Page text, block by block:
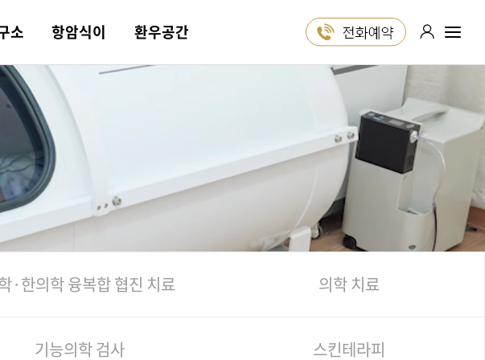
1:1 진료 상담
인스타그램
길
가맹문의
료
피
소
과의 차이
항암식이
항암 약채
단표
환우공간
TV
·한의학 융복합 협진 치료 의학 치료
기능의학 검사 스킨테라피